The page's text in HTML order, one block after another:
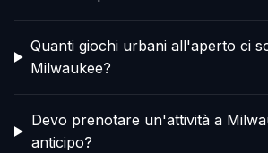
Quanti giochi urbani all'aperto ci
Milwaukee?
Devo prenotare un'attività a
anticipo?